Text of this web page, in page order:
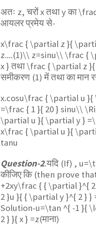
अतः z, चरों x तथा y का
आयलर प्रमेय से-
x\frac { \partial z }{
z....(1)\\ z=sinu\\ \frac {
x }तथा\frac { \partial z
समीकरण (1) में तथा का मान
x.cosu\frac { \partial u
=\frac { 1 }{ 20 } sinu\\
\partial u }{ \partial y }
x\frac { \partial u }{
tanu
Question-2.यदि (If) ,
कीजिए कि (then prove
+2xy\frac { { \partial }^{
2 }u }{ { \partial y }^{ 2 } }
Solution-u=\tan ^{ -1 }{
2 } }{ x } =z(माना)